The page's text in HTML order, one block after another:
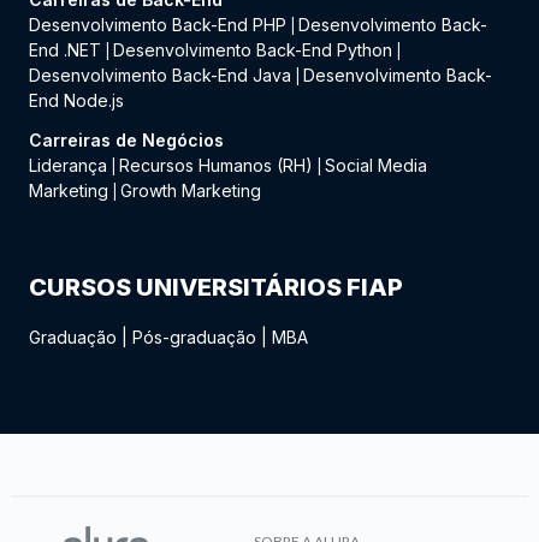
Desenvolvimento Back-End PHP
Desenvolvimento Back-
End .NET
Desenvolvimento Back-End Python
Desenvolvimento Back-End Java
Desenvolvimento Back-
End Node.js
Carreiras de Negócios
Liderança
Recursos Humanos (RH)
Social Media
Marketing
Growth Marketing
CURSOS UNIVERSITÁRIOS FIAP
Graduação Pós-graduação MBA